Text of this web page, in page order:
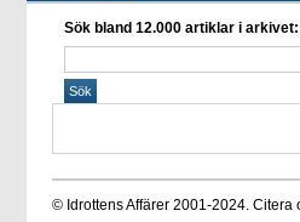
Sök bland 12.000 artiklar i arkivet:
© Idrottens Affärer 2001-2024. Citera